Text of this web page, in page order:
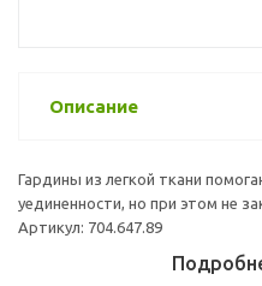
Описание
Гардины из легкой ткани
уединенности, но при этом не
Артикул: 704.647.89